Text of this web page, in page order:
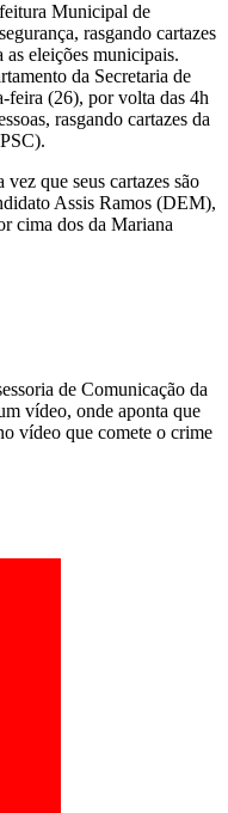
Municipal de
rasgando cartazes
as eleições municipais.
da Secretaria de
feira (26), por volta das 4h
rasgando cartazes da
que seus cartazes são
Assis Ramos (DEM),
cima dos da Mariana
de Comunicação da
vídeo, onde aponta que
vídeo que comete o crime